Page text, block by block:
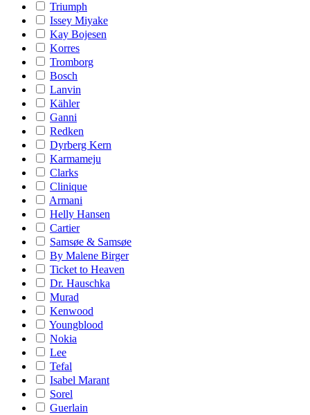
Triumph
Issey Miyake
Kay Bojesen
Korres
Tromborg
Bosch
Lanvin
Kähler
Ganni
Redken
Dyrberg Kern
Karmameju
Clarks
Clinique
Armani
Helly Hansen
Cartier
Samsøe & Samsøe
By Malene Birger
Ticket to Heaven
Dr. Hauschka
Murad
Kenwood
Youngblood
Nokia
Lee
Tefal
Isabel Marant
Sorel
Guerlain